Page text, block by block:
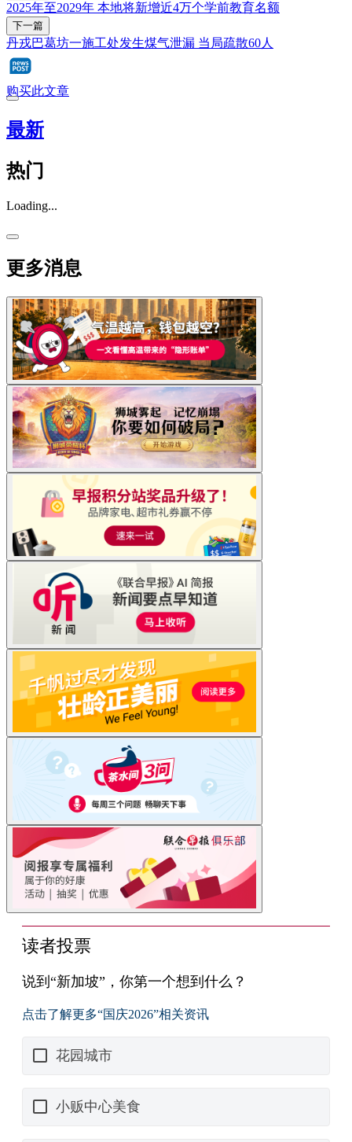
2025年至2029年 本地将新增近4万个学前教育名额
下一篇
丹戎巴葛坊一施工处发生煤气泄漏 当局疏散60人
购买此文章
最新
热门
Loading...
更多消息